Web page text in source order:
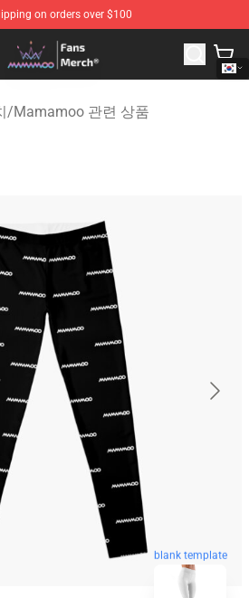
on orders over $100
Official Mamamoo Merchandise Shop
/Mamamoo 관련 상품
blank template